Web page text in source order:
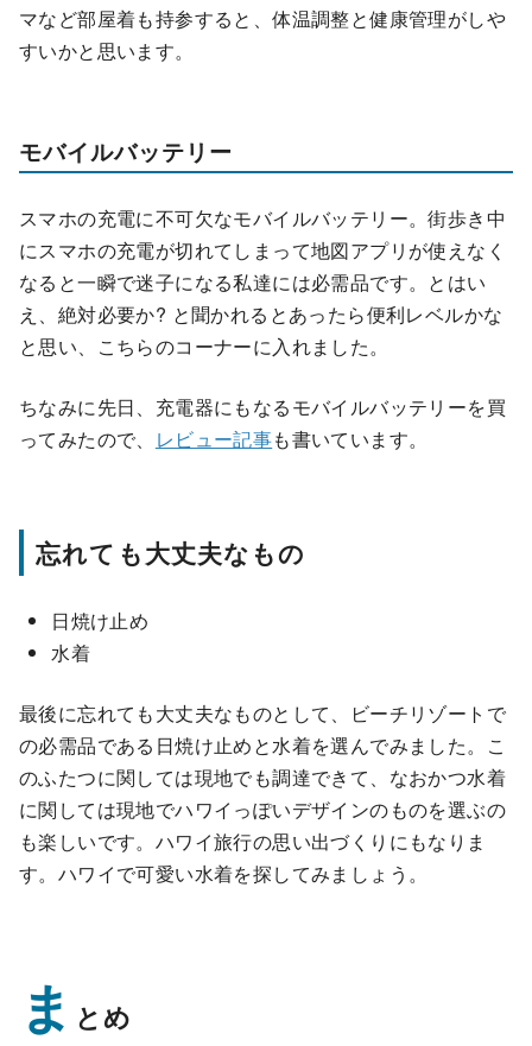
マなど部屋着も持参すると、体温調整と健康管理がしや
すいかと思います。
モバイルバッテリー
スマホの充電に不可欠なモバイルバッテリー。街歩き中
にスマホの充電が切れてしまって地図アプリが使えなく
なると一瞬で迷子になる私達には必需品です。とはい
え、絶対必要か? と聞かれるとあったら便利レベルかな
と思い、こちらのコーナーに入れました。
ちなみに先日、充電器にもなるモバイルバッテリーを買
ってみたので、 レビュー記事も書いています。
忘れても大丈夫なもの
日焼け止め
水着
最後に忘れても大丈夫なものとして、ビーチリゾートで
の必需品である日焼け止めと水着を選んでみました。こ
のふたつに関しては現地でも調達できて、なおかつ水着
に関しては現地でハワイっぽいデザインのものを選ぶの
も楽しいです。ハワイ旅行の思い出づくりにもなりま
す。ハワイで可愛い水着を探してみましょう。
ま とめ